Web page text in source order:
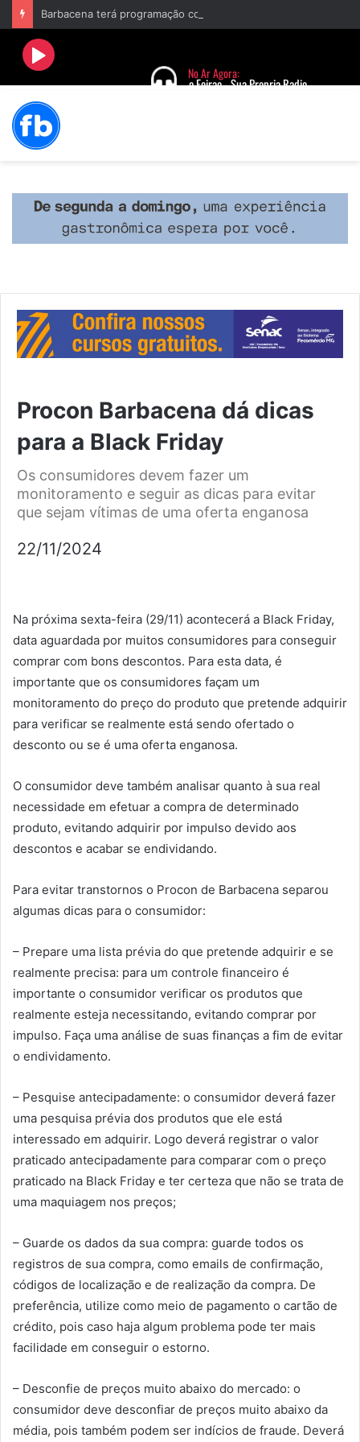
Procon Barbacena dá dicas
para a Black Friday
Os consumidores devem fazer um
monitoramento e seguir as dicas para evitar
que sejam vítimas de uma oferta enganosa
22/11/2024
Na próxima sexta-feira (29/11) acontecerá a Black Friday,
data aguardada por muitos consumidores para conseguir
comprar com bons descontos. Para esta data, é
importante que os consumidores façam um
monitoramento do preço do produto que pretende adquirir
para verificar se realmente está sendo ofertado o
desconto ou se é uma oferta enganosa.
O consumidor deve também analisar quanto à sua real
necessidade em efetuar a compra de determinado
produto, evitando adquirir por impulso devido aos
descontos e acabar se endividando.
Para evitar transtornos o Procon de Barbacena separou
algumas dicas para o consumidor:
– Prepare uma lista prévia do que pretende adquirir e se
realmente precisa: para um controle financeiro é
importante o consumidor verificar os produtos que
realmente esteja necessitando, evitando comprar por
impulso. Faça uma análise de suas finanças a fim de evitar
o endividamento.
– Pesquise antecipadamente: o consumidor deverá fazer
uma pesquisa prévia dos produtos que ele está
interessado em adquirir. Logo deverá registrar o valor
praticado antecipadamente para comparar com o preço
praticado na Black Friday e ter certeza que não se trata de
uma maquiagem nos preços;
– Guarde os dados da sua compra: guarde todos os
registros de sua compra, como emails de confirmação,
códigos de localização e de realização da compra. De
preferência, utilize como meio de pagamento o cartão de
crédito, pois caso haja algum problema pode ter mais
facilidade em conseguir o estorno.
– Desconfie de preços muito abaixo do mercado: o
consumidor deve desconfiar de preços muito abaixo da
média, pois também podem ser indícios de fraude. Deverá